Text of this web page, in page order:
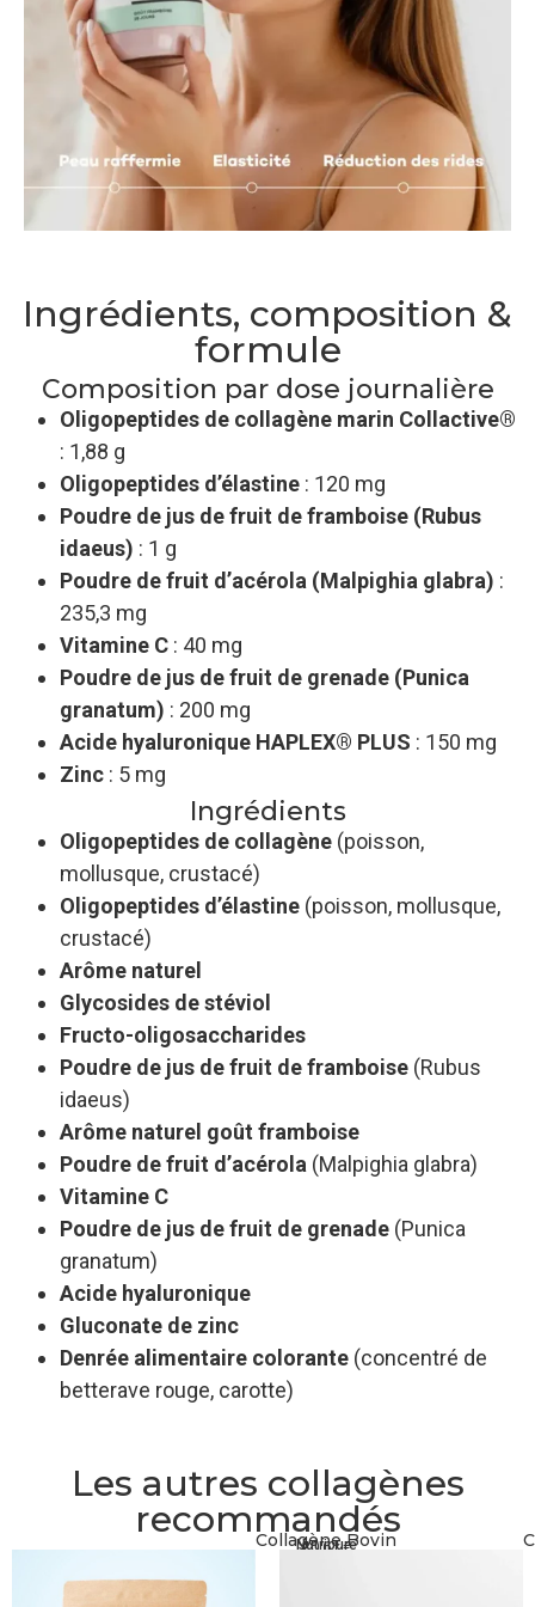
Ingrédients, composition &
formule
Composition par dose journalière
Oligopeptides de collagène marin Collactive®
: 1,88 g
Oligopeptides d’élastine : 120 mg
Poudre de jus de fruit de framboise (Rubus
idaeus) : 1 g
Poudre de fruit d’acérola (Malpighia glabra) :
235,3 mg
Vitamine C : 40 mg
Poudre de jus de fruit de grenade (Punica
granatum) : 200 mg
Acide hyaluronique HAPLEX® PLUS : 150 mg
Zinc : 5 mg
Ingrédients
Oligopeptides de collagène (poisson,
mollusque, crustacé)
Oligopeptides d’élastine (poisson, mollusque,
crustacé)
Arôme naturel
Glycosides de stéviol
Fructo-oligosaccharides
Poudre de jus de fruit de framboise (Rubus
idaeus)
Arôme naturel goût framboise
Poudre de fruit d’acérola (Malpighia glabra)
Vitamine C
Poudre de jus de fruit de grenade (Punica
granatum)
Acide hyaluronique
Gluconate de zinc
Denrée alimentaire colorante (concentré de
betterave rouge, carotte)
Les autres collagènes
recommandés
Collagène Bovin
Nutripure
20,61€